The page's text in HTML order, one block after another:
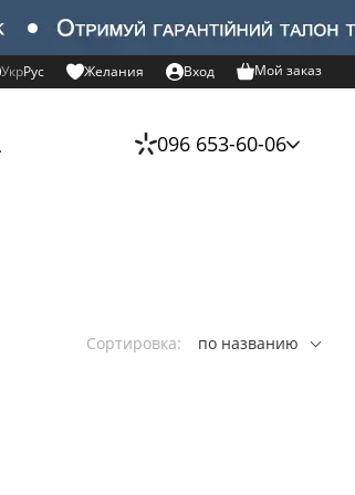
УкрРус Желания Вход Мой заказ
096 653-60-06
Сортировка: по названию